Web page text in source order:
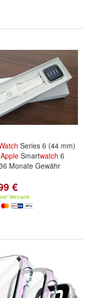
Series 6 (44 mm)
Apple Smartwatch 6
Monate Gewähr
€
Versand